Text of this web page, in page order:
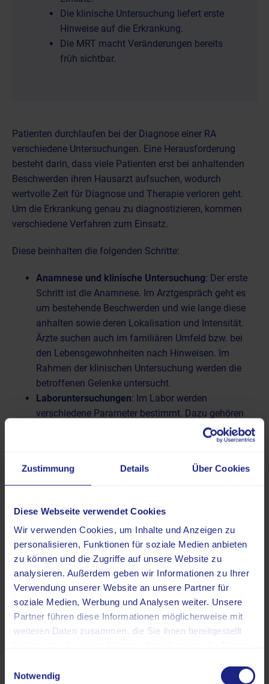
Zustimmung Details Über Cookies
Diese Webseite verwendet Cookies
Wir verwenden Cookies, um Inhalte und Anzeigen zu
personalisieren, Funktionen für soziale Medien anbieten
zu können und die Zugriffe auf unsere Website zu
analysieren. Außerdem geben wir Informationen zu Ihrer
Verwendung unserer Website an unsere Partner für
soziale Medien, Werbung und Analysen weiter. Unsere
Partner führen diese Informationen möglicherweise mit
weiteren Daten zusammen, die Sie ihnen bereitgestellt
Notwendig
Die klinische Untersuchung liefert erste
Hinweise auf die Erkrankung.
Die MRT macht Veränderungen bereits
früh sichtbar.
Patienten durchlaufen bei der Diagnose einer RA
verschiedene Untersuchungen. Eine Herausforderung
besteht darin, dass viele Patienten erst bei anhaltenden
Beschwerden ihren Hausarzt aufsuchen, wodurch
wertvolle Zeit für Diagnose und Therapie verloren geht.
Um die Erkrankung genau zu diagnostizieren, kommen
verschiedene Verfahren zum Einsatz.
Diese beinhalten die folgenden Schritte:
Anamnese und klinische Untersuchung: Der erste
Schritt ist die Anamnese. Im Arztgespräch geht es
um bestehende Beschwerden und wie lange diese
anhalten sowie deren Lokalisation und Intensität.
Ärzte suchen auch im familiären Umfeld bzw. bei
den Lebensgewohnheiten nach Hinweisen. Im
Rahmen der klinischen Untersuchung werden die
betroffenen Gelenke untersucht.
Laboruntersuchungen: Im Labor werden
verschiedene Parameter bestimmt. Dazu gehören
die Blutsenkungsgeschwindigkeit (BSG, auch
Erythrozytensedimentationsrate gennant) und C-
Entzündungsprozessen liefern. Der Rheumafaktor
(RF) ist ein Auto-Antikörper, der bei vielen RA-
Peptide/Protein Antibodies) lässt sich gezielter nach
Anzeichen der rheumatoiden Arthritis suchen.
Bildgebende Verfahren: Die Radiologie spielt in der
Diagnostik der RA eine wichtige Rolle, da sie mit
Verfahren wieRöntgenoder der
Magnetresonanztomographie (MRT) die
Auswirkungen der chronisch-entzündlichen
Prozesse sichtbar macht. Das Röntgen spricht in